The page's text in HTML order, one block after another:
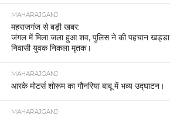
MAHARAJGANJ
महराजगंज से बड़ी खबर:
जंगल में मिला जला हुआ शव, पुलिस ने की पहचान खड्डा
निवासी युवक निकला मृतक।
MAHARAJGANJ
आरके मोटर्स शोरूम का गौनरिया बाबू में भव्य उद्घाटन।
MAHARAJGANJ